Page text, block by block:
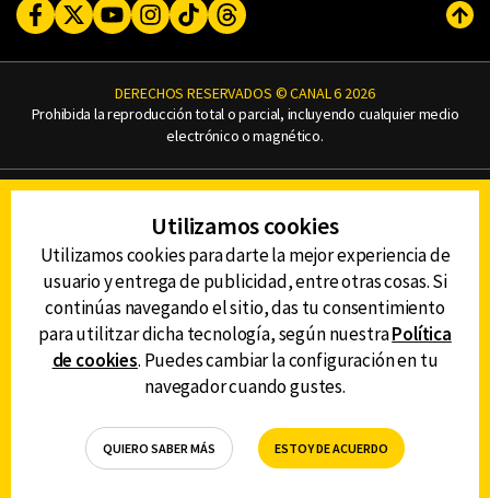
FacebookTwitterYoutubeInstagram
TikTokThreads
DERECHOS RESERVADOS © CANAL 6 2026
Prohibida la reproducción total o parcial, incluyendo cualquier medio
electrónico o magnético.
AVISO DE PRIVACIDAD
AVISO LEGAL
DEFENSORÍA DE LAS AUDIENCIAS
DESCARGA LA APP DE CANAL 6
Utilizamos cookies
Utilizamos cookies para darte la mejor experiencia de
usuario y entrega de publicidad, entre otras cosas. Si
continúas navegando el sitio, das tu consentimiento
para utilitzar dicha tecnología, según nuestraPolítica
de cookies. Puedes cambiar la configuración en tu
navegador cuando gustes.
QUIERO SABER MÁS ESTOY DE ACUERDO